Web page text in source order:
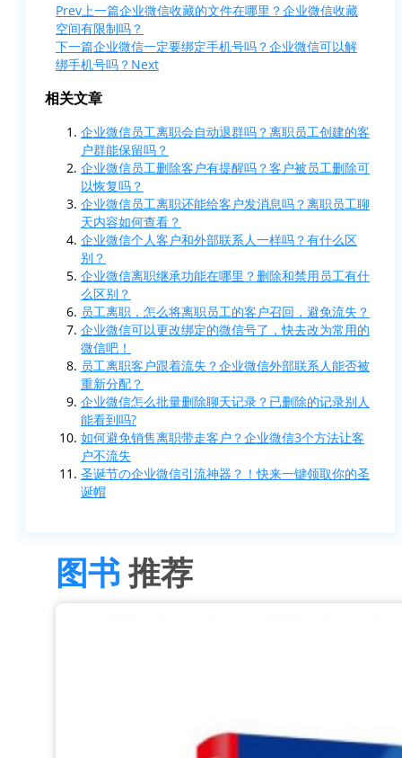
Prev上一篇企业微信收藏的文件在哪里？企业微信收藏
空间有限制吗？
下一篇企业微信一定要绑定手机号吗？企业微信可以解
绑手机号吗？ Next
相关文章
企业微信员工离职会自动退群吗？离职员工创建的客
户群能保留吗？
企业微信员工删除客户有提醒吗？客户被员工删除可
以恢复吗？
企业微信员工离职还能给客户发消息吗？离职员工聊
天内容如何查看？
企业微信个人客户和外部联系人一样吗？有什么区
别？
企业微信离职继承功能在哪里？删除和禁用员工有什
么区别？
员工离职，怎么将离职员工的客户召回，避免流失？
企业微信可以更改绑定的微信号了，快去改为常用的
微信吧！
员工离职客户跟着流失？企业微信外部联系人能否被
重新分配？
企业微信怎么批量删除聊天记录？已删除的记录别人
能看到吗?
如何避免销售离职带走客户？企业微信3个方法让客
户不流失
圣诞节の企业微信引流神器？！快来一键领取你的圣
诞帽
图书推荐